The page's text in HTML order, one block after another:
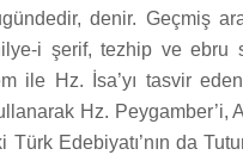
denir. Geçmiş
i şerif, tezhip ve ebru
ile Hz. İsa’yı tasvir
Hz.
Edebiyatı’nın da